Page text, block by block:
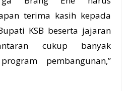
terima kasih kepada
KSB beserta jajaran
cukup banyak
pembangunan,”